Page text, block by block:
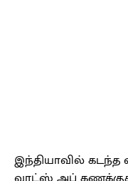
இந்தியாவில் கடந்த